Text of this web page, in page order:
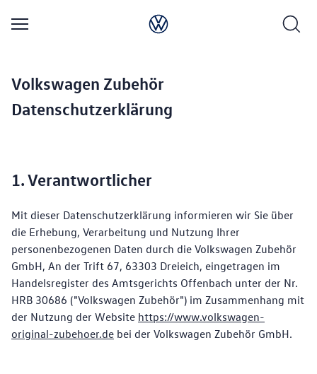
Text/HTML Teaser
Volkswagen Zubehör
Datenschutzerklärung
1. Verantwortlicher
Mit dieser Datenschutzerklärung informieren wir Sie über
die Erhebung, Verarbeitung und Nutzung Ihrer
personenbezogenen Daten durch die Volkswagen Zubehör
GmbH, An der Trift 67, 63303 Dreieich, eingetragen im
Handelsregister des Amtsgerichts Offenbach unter der Nr.
HRB 30686 ("Volkswagen Zubehör") im Zusammenhang mit
der Nutzung der Website https://www.volkswagen-
original-zubehoer.de bei der Volkswagen Zubehör GmbH.